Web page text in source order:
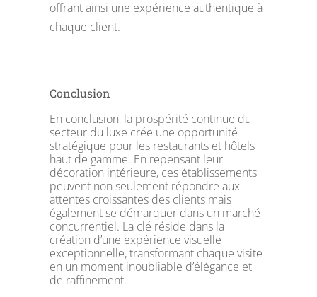
offrant ainsi une expérience authentique à
chaque client.
Conclusion
En conclusion, la prospérité continue du
secteur du luxe crée une opportunité
stratégique pour les restaurants et hôtels
haut de gamme. En repensant leur
décoration intérieure, ces établissements
peuvent non seulement répondre aux
attentes croissantes des clients mais
également se démarquer dans un marché
concurrentiel. La clé réside dans la
création d’une expérience visuelle
exceptionnelle, transformant chaque visite
en un moment inoubliable d’élégance et
de raffinement.